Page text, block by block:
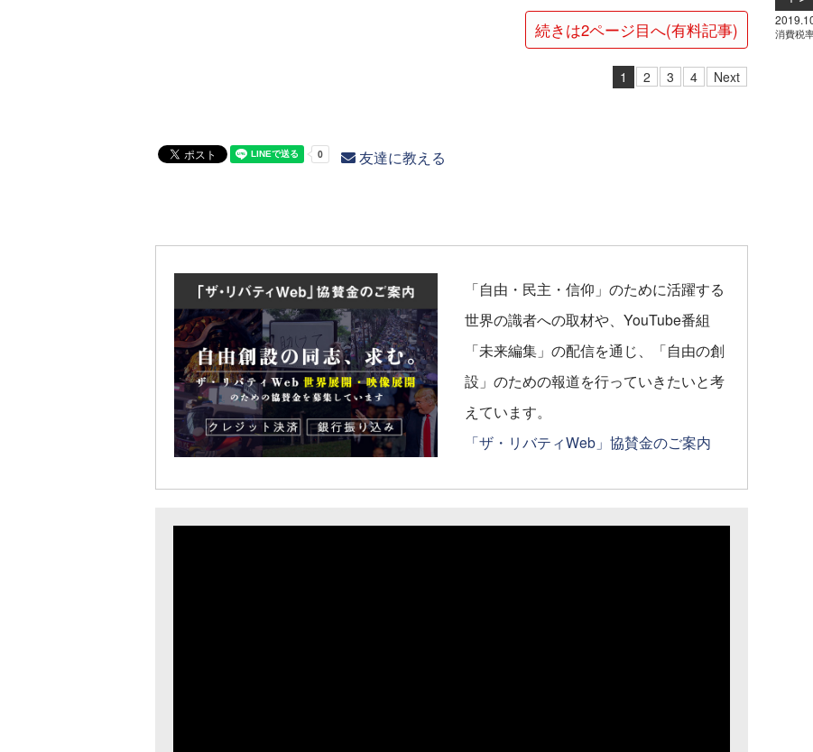
続きは2ページ目へ(有料記事)
1 2 3 4 Next
友達に教える
「自由・民主・信仰」のために活躍する
世界の識者への取材や、YouTube番組
「未来編集」の配信を通じ、「自由の創
設」のための報道を行っていきたいと考
えています。
「ザ・リバティWeb」協賛金のご案内
消費税